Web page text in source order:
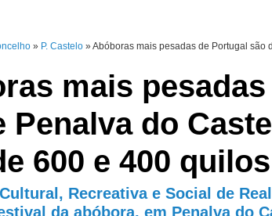
» P. Castelo »Abóboras mais pesadas de Portugal são
mais
Penalva do
600 e 400 quilos
Recreativa e Social de
da abóbora, em Penalva do